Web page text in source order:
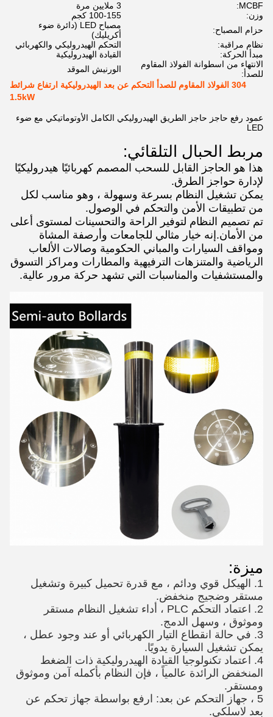
MCBF:
3 ملايين مرة
وزن:
100-155 كجم
حزام المصباح:
مصباح LED (دائرة ضوء
أكريليك)
نظام مراقبة:
التحكم الهيدروليكي والكهربائي
مبدأ الحركة:
القيادة الهيدروليكية
الانتهاء من اسطوانة الفولاذ المقاوم
للصدأ:
الورنيش الموقد
304 الفولاذ المقاوم للصدأ التحكم عن بعد الهيدروليكية ارتفاع شرائط
1.5kW
عمود رفع حاجز حاجز الطريق الهيدروليكي الكامل الأوتوماتيكي مع ضوء
LED
مربط الحبال التلقائي:
هذا هو الحاجز القابل للسحب المصمم كهربائيًا هيدروليكيًا
لإدارة حواجز الطرق.
يمكن تشغيل النظام بسرعة وسهولة ، وهو مناسب لكل
من تطبيقات الأمن والتحكم في الوصول.
تم تصميم النظام لتوفير الراحة والتحسينات لمستوى أعلى
من الأمان.إنه خيار مثالي للجامعات وأرصفة المشاة
ومواقف السيارات والمباني الحكومية وصالات الألعاب
الرياضية والمتنزهات الترفيهية والمطارات ومراكز التسوق
والمستشفيات والمناسبات التي تشهد حركة مرور عالية.
ميزة:
1. الهيكل قوي ودائم ، مع قدرة تحميل كبيرة وتشغيل
مستقر وضجيج منخفض.
2. اعتماد التحكم PLC ، أداء تشغيل النظام مستقر
وموثوق ، وسهل الدمج.
3. في حالة انقطاع التيار الكهربائي أو عند وجود عطل ،
يمكن تشغيل السيارة يدويًا.
4. اعتماد تكنولوجيا القيادة الهيدروليكية ذات الضغط
المنخفض الرائدة عالمياً ، فإن النظام بأكمله آمن وموثوق
ومستقر.
5 ، جهاز التحكم عن بعد: ارفع بواسطة جهاز تحكم عن
بعد لاسلكي.